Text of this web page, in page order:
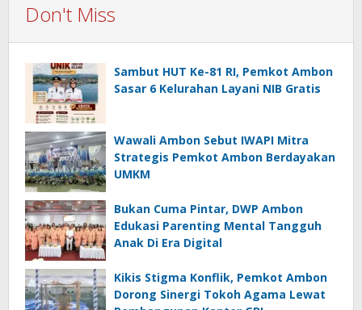
Don't Miss
Sambut HUT Ke-81 RI, Pemkot Ambon
Sasar 6 Kelurahan Layani NIB Gratis
Wawali Ambon Sebut IWAPI Mitra
Strategis Pemkot Ambon Berdayakan
UMKM
Bukan Cuma Pintar, DWP Ambon
Edukasi Parenting Mental Tangguh
Anak Di Era Digital
Kikis Stigma Konflik, Pemkot Ambon
Dorong Sinergi Tokoh Agama Lewat